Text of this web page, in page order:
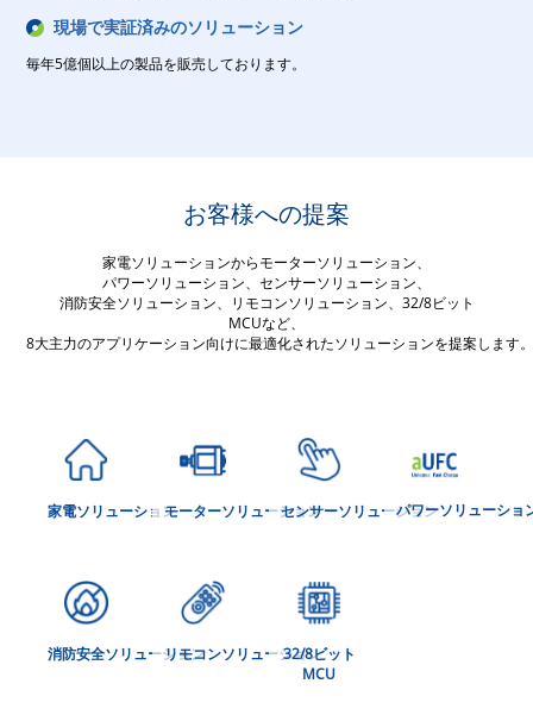
現場で実証済みのソリューション
毎年5億個以上の製品を販売しております。
お客様への提案
家電ソリューションからモーターソリューション、
パワーソリューション、センサーソリューション、
消防安全ソリューション、リモコンソリューション、32/8ビット
MCUなど、
8大主力のアプリケーション向けに最適化されたソリューションを提案します
家電ソリューションモーターソリューションセンサーソリューションパワーソリューショ
消防安全ソリューションリモコンソリューション
32/8ビット
MCU